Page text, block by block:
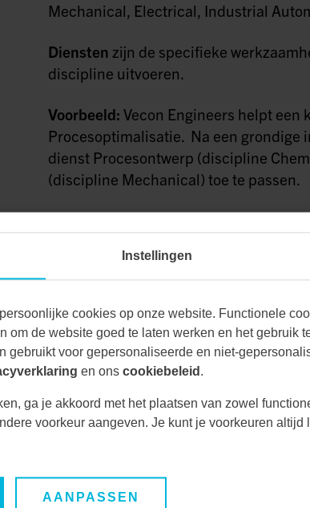
Mechanical, Electrical, Industrial
Diensten zijn de specifieke
discipline uitvoeren.
Voorbeeld: Vecon Engineers helpt een
Procesoptimalisatie. Na een grondige
dienst Procesontwerp (discipline
(discipline Mechanical) toe te passen.
Onze oplossingen
ONZE ANDERE
uitdaging multidisciplinair aan te
van disciplines en diensten toe te passen.
Instellingen
cookies op onze website. Functionele
om de website goed te laten werken en het gebruik
gebruikt voor gepersonaliseerde en niet-
en ons cookiebeleid .
ga je akkoord met het plaatsen van zowel
voorkeur aangeven. Je kunt je voorkeuren altijd
AANPASSEN